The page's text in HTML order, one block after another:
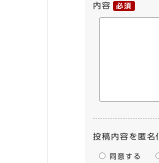
内容 必須
投稿内容を匿名
同意する